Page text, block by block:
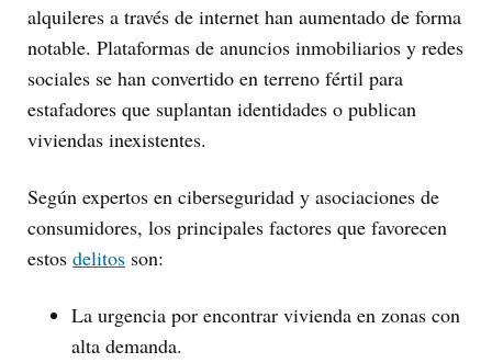
alquileres a través de internet han aumentado de forma
notable. Plataformas de anuncios inmobiliarios y redes
sociales se han convertido en terreno fértil para
estafadores que suplantan identidades o publican
viviendas inexistentes.
Según expertos en ciberseguridad y asociaciones de
consumidores, los principales factores que favorecen
estos delitos son:
La urgencia por encontrar vivienda en zonas con
alta demanda.